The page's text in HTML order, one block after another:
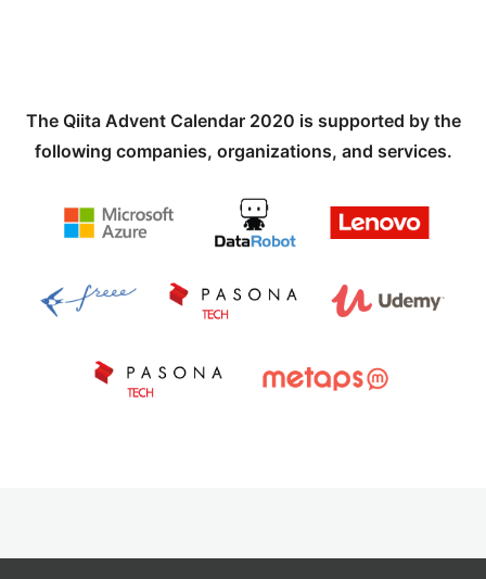
The Qiita Advent Calendar 2020 is supported by the
following companies, organizations, and services.